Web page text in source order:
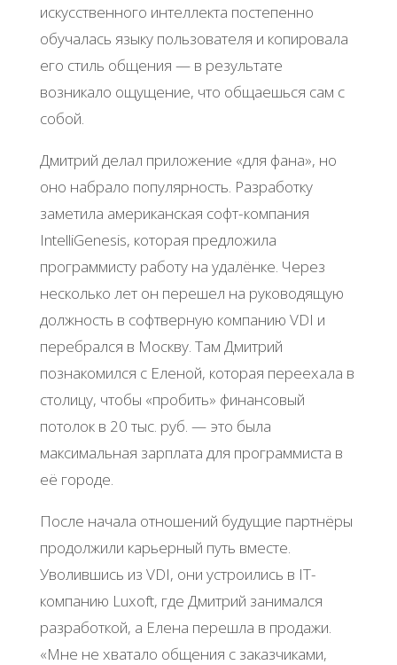
искусственного интеллекта постепенно
обучалась языку пользователя и копировала
его стиль общения — в результате
возникало ощущение, что общаешься сам с
собой.
Дмитрий делал приложение «для фана», но
оно набрало популярность. Разработку
заметила американская софт-компания
IntelliGenesis, которая предложила
программисту работу на удалёнке. Через
несколько лет он перешел на руководящую
должность в софтверную компанию VDI и
перебрался в Москву. Там Дмитрий
познакомился с Еленой, которая переехала в
столицу, чтобы «пробить» финансовый
потолок в 20 тыс. руб. — это была
максимальная зарплата для программиста в
её городе.
После начала отношений будущие партнёры
продолжили карьерный путь вместе.
Уволившись из VDI, они устроились в IT-
компанию Luxoft, где Дмитрий занимался
разработкой, а Елена перешла в продажи.
«Мне не хватало общения с заказчиками,